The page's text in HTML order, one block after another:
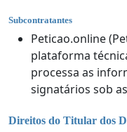
Subcontratantes
Peticao.online
plataforma
processa as
signatários sob
Direitos do Titular dos